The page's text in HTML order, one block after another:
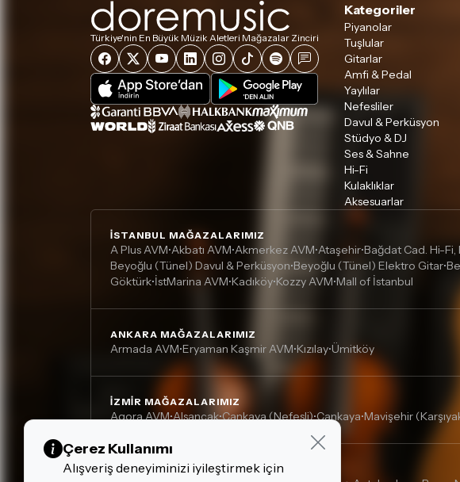
Türkiye'nin En Büyük Müzik Aletleri Mağazalar Zinciri
Kategoriler
Piyanolar
Tuşlular
Gitarlar
Amfi & Pedal
Yaylılar
Nefesliler
Davul & Perküsyon
Stüdyo & DJ
Ses & Sahne
Hi-Fi
Kulaklıklar
Aksesuarlar
İSTANBUL MAĞAZALARIMIZ
A Plus AVM•Akbatı AVM•Akmerkez AVM•Ataşehir•Bağdat Cad. Hi-
Beyoğlu (Tünel) Davul & Perküsyon•Beyoğlu (Tünel) Elektro Gitar•
Göktürk•İstMarina AVM•Kadıköy•Kozzy AVM•Mall of İstanbul
ANKARA MAĞAZALARIMIZ
Armada AVM•Eryaman Kaşmir AVM•Kızılay•Ümitköy
İZMIR MAĞAZALARIMIZ
Agora AVM•Alsancak•Çankaya (Nefesli)•Çankaya•Mavişehir
DIĞER MAĞAZALARIMIZ
Çerez Kullanımı
Alışveriş deneyiminizi iyileştirmek için